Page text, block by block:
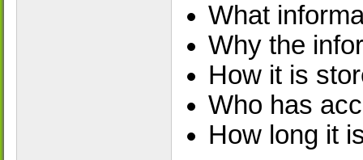
What
Why the
How it is
Who has
How long it